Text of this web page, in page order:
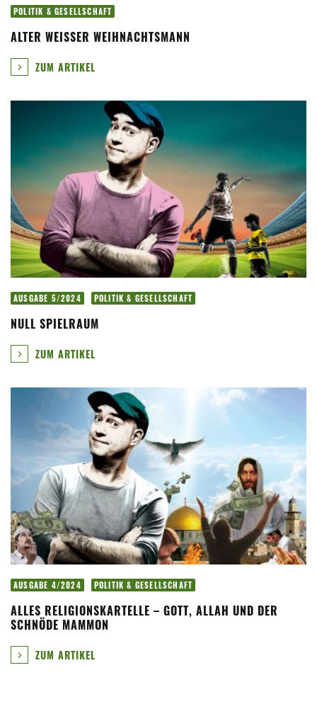
POLITIK & GESELLSCHAFT
ALTER WEISSER WEIHNACHTSMANN
ZUM ARTIKEL
AUSGABE 5/2024 POLITIK & GESELLSCHAFT
NULL SPIELRAUM
ZUM ARTIKEL
AUSGABE 4/2024 POLITIK & GESELLSCHAFT
ALLES RELIGIONSKARTELLE – GOTT, ALLAH UND DER
SCHNÖDE MAMMON
ZUM ARTIKEL